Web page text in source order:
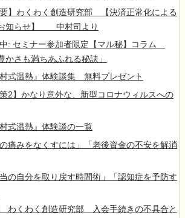
要】わくわく創造研究部 【決済正常化による
知らせ】 中村司より
: セミナー参加者限定【マル秘】コラム
かさも満ちあふれる秘訣」
村式温熱』体験談集 無料プレゼント
策2】かなり意外な、新型コロナウィルスへの
村式温熱』体験談の一覧
の痛みをなくすには」「老後資金の不安を解消
当の自分を取り戻す時間術」「認知症を予防す
わくわく創造研究部 入会手続きの不具合と